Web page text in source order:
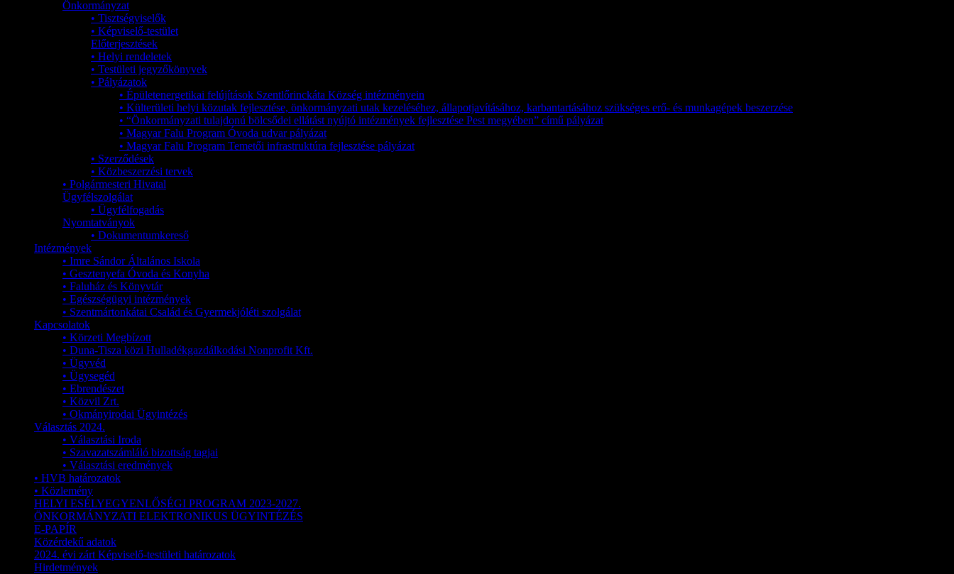
Önkormányzat
• Tisztségviselők
• Képviselő-testület
Előterjesztések
• Helyi rendeletek
• Testületi jegyzőkönyvek
• Pályázatok
• Épületenergetikai felújítások Szentlőrinckáta Község intézményein
• Külterületi helyi közutak fejlesztése, önkormányzati utak kezeléséhez, állapotjavításához, karbantartásához szükséges erő- és munkagépek beszerzése
• “Önkormányzati tulajdonú bölcsődei ellátást nyújtó intézmények fejlesztése Pest megyében” című pályázat
• Magyar Falu Program Óvoda udvar pályázat
• Magyar Falu Program Temetői infrastruktúra fejlesztése pályázat
• Szerződések
• Közbeszerzési tervek
• Polgármesteri Hivatal
Ügyfélszolgálat
• Ügyfélfogadás
Nyomtatványok
• Dokumentumkereső
Intézmények
• Imre Sándor Általános Iskola
• Gesztenyefa Óvoda és Konyha
• Faluház és Könyvtár
• Egészségügyi intézmények
• Szentmártonkátai Család és Gyermekjóléti szolgálat
Kapcsolatok
• Körzeti Megbízott
• Duna-Tisza közi Hulladékgazdálkodási Nonprofit Kft.
• Ügyvéd
• Ügysegéd
• Ebrendészet
• Közvil Zrt.
• Okmányirodai Ügyintézés
Választás 2024.
• Választási Iroda
• Szavazatszámláló bizottság tagjai
• Választási eredmények
• HVB határozatok
• Közlemény
HELYI ESÉLYEGYENLŐSÉGI PROGRAM 2023-2027.
ÖNKORMÁNYZATI ELEKTRONIKUS ÜGYINTÉZÉS
E-PAPÍR
Közérdekű adatok
2024. évi zárt Képviselő-testületi határozatok
Hirdetmények